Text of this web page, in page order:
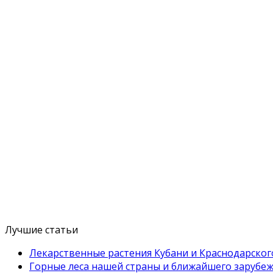
Лучшие статьи
Лекарственные растения Кубани и
Горные леса нашей страны и ближайшего